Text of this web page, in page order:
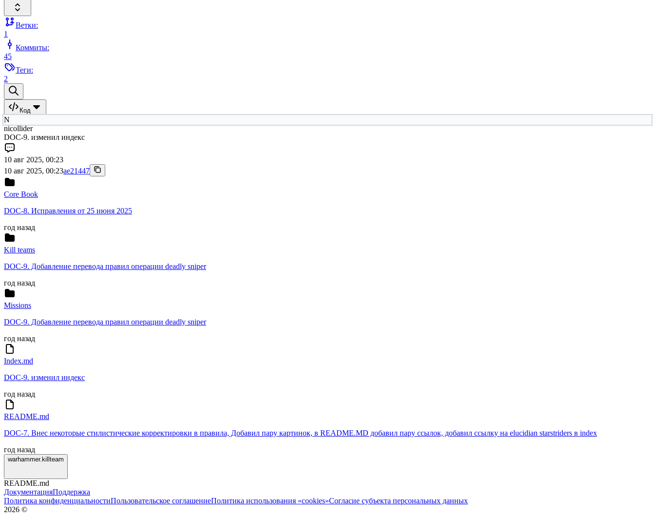
Ветки:
1
Коммиты:
45
Теги:
2
Код
N
nicollider
DOC-9. изменил индекс
10 авг 2025, 00:23
10 авг 2025, 00:23ae21447
Core Book
DOC-8. Исправления от 25 июня 2025
год назад
Kill teams
DOC-9. Добавление перевода правил операции deadly sniper
год назад
Missions
DOC-9. Добавление перевода правил операции deadly sniper
год назад
Index.md
DOC-9. изменил индекс
год назад
README.md
DOC-7. Внес некоторые стилистические корректировки в правила, Добавил пару картинок, в README.MD добавил пару ссылок, добавил ссылку на elucidian starstriders в index
год назад
warhammer.killteam
README.md
ДокументацияПоддержка
Политика конфиденциальностиПользовательское соглашениеПолитика использования «cookies»Согласие субъекта персональных данных
2026 ©